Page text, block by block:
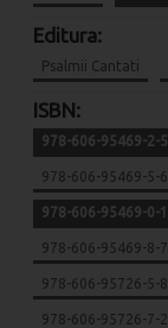
Editura:
Psalmii Cantati
ISBN:
978-606-95469-2-5
978-606-95469-5-6
978-606-95469-0-1
978-606-95469-8-7
978-606-95726-5-8
978-606-95726-7-2